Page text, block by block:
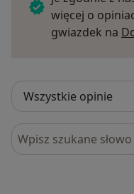
więcej o
gwiazdek na
Szukaj w opiniach